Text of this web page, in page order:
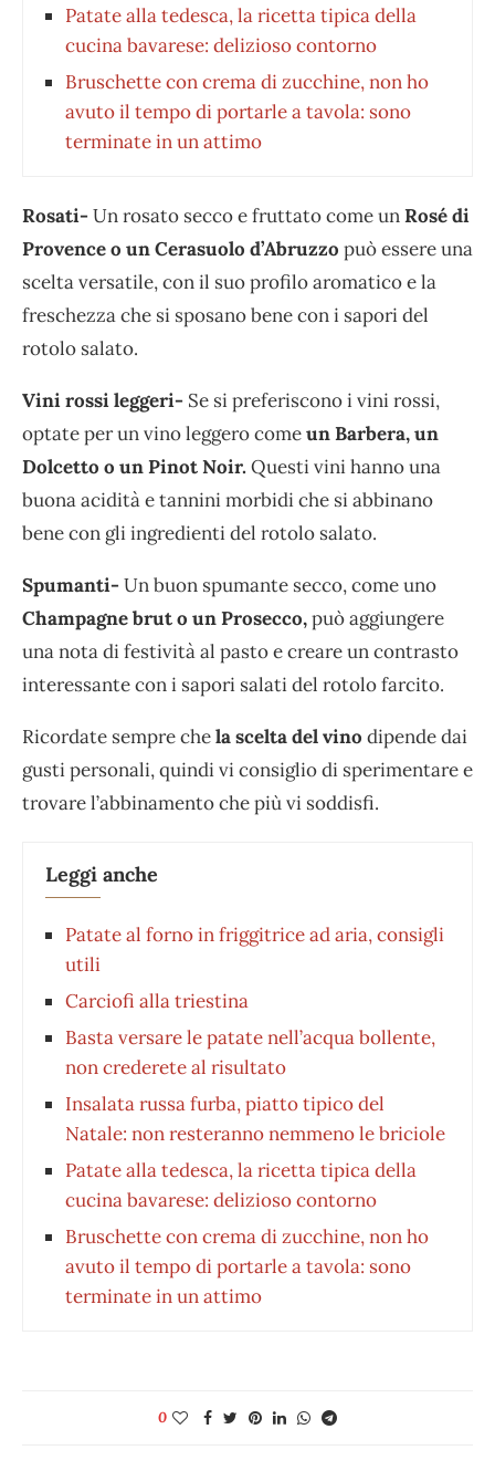
Patate alla tedesca, la ricetta tipica della
cucina bavarese: delizioso contorno
Bruschette con crema di zucchine, non ho
avuto il tempo di portarle a tavola: sono
terminate in un attimo
Rosati-Un rosato secco e fruttato come unRosé di
Provence o un Cerasuolo d’Abruzzo può essere una
scelta versatile, con il suo profilo aromatico e la
freschezza che si sposano bene con i sapori del
rotolo salato.
Vini rossi leggeri- Se si preferiscono i vini rossi,
optate per un vino leggero comeun Barbera, un
Dolcetto o un Pinot Noir. Questi vini hanno una
buona acidità e tannini morbidi che si abbinano
bene con gli ingredienti del rotolo salato.
Spumanti-Un buon spumante secco, come uno
Champagne brut o un Prosecco,può aggiungere
una nota di festività al pasto e creare un contrasto
interessante con i sapori salati del rotolo farcito.
Ricordate sempre chela scelta del vino dipende dai
gusti personali, quindi vi consiglio di sperimentare e
trovare l’abbinamento che più vi soddisfi.
Leggi anche
Patate al forno in friggitrice ad aria, consigli
utili
Carciofi alla triestina
Basta versare le patate nell’acqua bollente,
non crederete al risultato
Insalata russa furba, piatto tipico del
Natale: non resteranno nemmeno le briciole
Patate alla tedesca, la ricetta tipica della
cucina bavarese: delizioso contorno
Bruschette con crema di zucchine, non ho
avuto il tempo di portarle a tavola: sono
terminate in un attimo
0